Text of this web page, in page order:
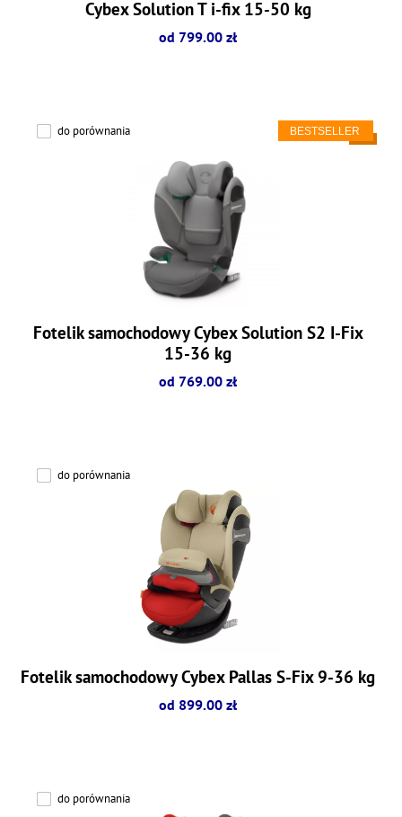
Cybex Solution T i-fix 15-50 kg
od 799.00 zł
do porównania
Fotelik samochodowy Cybex Solution S2 I-Fix
15-36 kg
od 769.00 zł
do porównania
Fotelik samochodowy Cybex Pallas S-Fix 9-36 kg
od 899.00 zł
do porównania